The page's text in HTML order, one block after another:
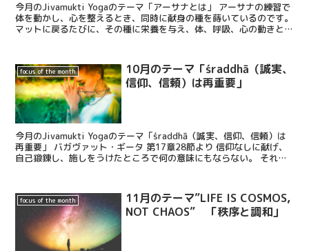
今月のJivamukti Yogaのテーマ「アーサナとは」 アーサナの練習で
体を動かし、心を整えるとき、同時に献身の種を蒔いているのです。
マットに戻るたびに、その種に栄養を与え、体、呼吸、心の動きとの
focus of the month
10月のテーマ「śraddhā（誠実、
信仰、信頼）は再重要」
今月のJivamukti Yogaのテーマ「śraddhā（誠実、信仰、信頼）は
再重要」 バガヴァット・ギータ 第17章28節より 信仰なしに献げ、
自己鍛錬し、施しをうけたところで何の意味にもならない。 それは
focus of the month
11月のテーマ”LIFE IS COSMOS,
NOT CHAOS” 「秩序と調和」